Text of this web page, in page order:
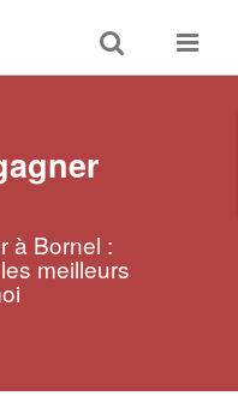
Toggle
search
Toggle
à Bornel :
meilleurs